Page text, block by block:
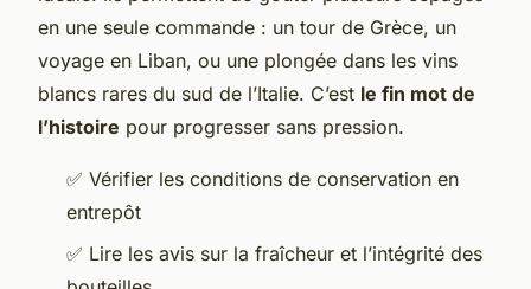
en une seule commande : un tour de Grèce, un
voyage en Liban, ou une plongée dans les vins
blancs rares du sud de l’Italie. C’est le fin mot de
l’histoire pour progresser sans pression.
✅ Vérifier les conditions de conservation en
entrepôt
✅ Lire les avis sur la fraîcheur et l’intégrité des